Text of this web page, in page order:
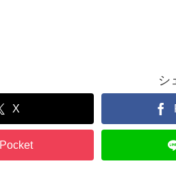
シ
X
Pocket